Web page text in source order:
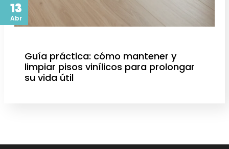
13
Abr
Guía práctica: cómo mantener y
limpiar pisos vinílicos para prolongar
su vida útil